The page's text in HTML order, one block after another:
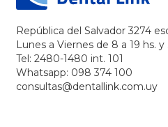
República del Salvador 3274
Lunes a Viernes de 8 a 19 hs. y
Tel: 2480-1480 int. 101
Whatsapp: 098 374 100
consultas@dentallink.com.uy